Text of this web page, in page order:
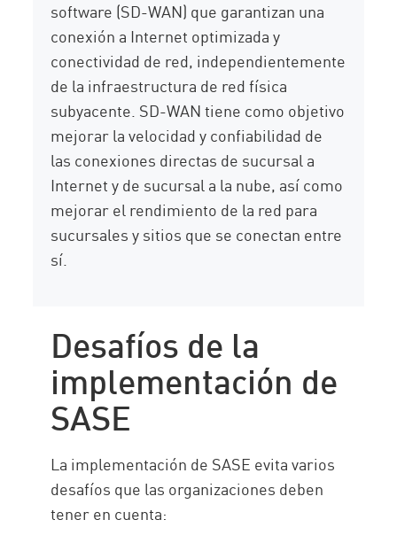
software (SD-WAN) que garantizan una
conexión a Internet optimizada y
conectividad de red, independientemente
de la infraestructura de red física
subyacente. SD-WAN tiene como objetivo
mejorar la velocidad y confiabilidad de
las conexiones directas de sucursal a
Internet y de sucursal a la nube, así como
mejorar el rendimiento de la red para
sucursales y sitios que se conectan entre
sí.
Desafíos de la
implementación de
SASE
La implementación de SASE evita varios
desafíos que las organizaciones deben
tener en cuenta: